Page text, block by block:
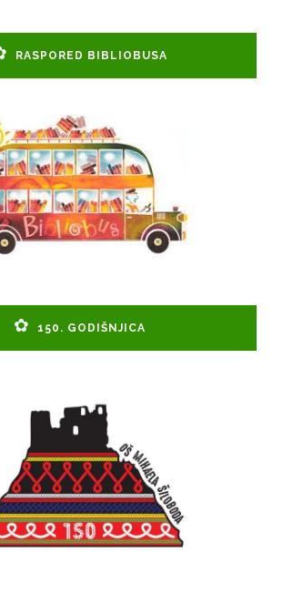
RASPORED BIBLIOBUSA
150. GODIŠNJICA